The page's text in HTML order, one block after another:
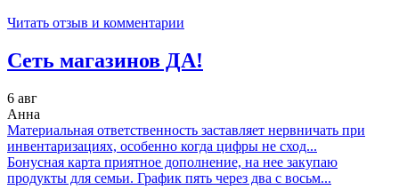
Читать отзыв и комментарии
Сеть магазинов ДА!
6 авг
Анна
Материальная ответственность заставляет нервничать при
инвентаризациях, особенно когда цифры не сход...
Бонусная карта приятное дополнение, на нее закупаю
продукты для семьи. График пять через два с восьм...